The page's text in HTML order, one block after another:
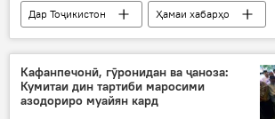
Дар Тоҷикистон
Ҳамаи хабарҳо
Амният ва мудофиа
Шерхон Салимзода
Бахтиёр Абдулхалил
Ожонси мубориза бо қочоқи маводи мухаддир
Кафанпечонӣ, гӯронидан ва ҷаноза:
Кумитаи дин тартиби маросими
азодориро муайян кард